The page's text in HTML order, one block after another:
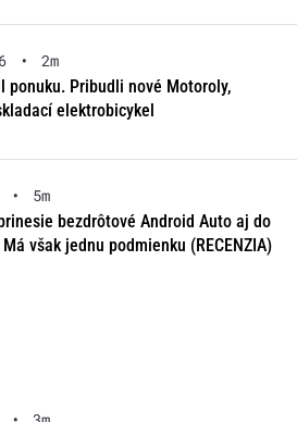
•
2m
ponuku. Pribudli nové Motoroly,
elektrobicykel
•
5m
bezdrôtové Android Auto aj do
však jednu podmienku (RECENZIA)